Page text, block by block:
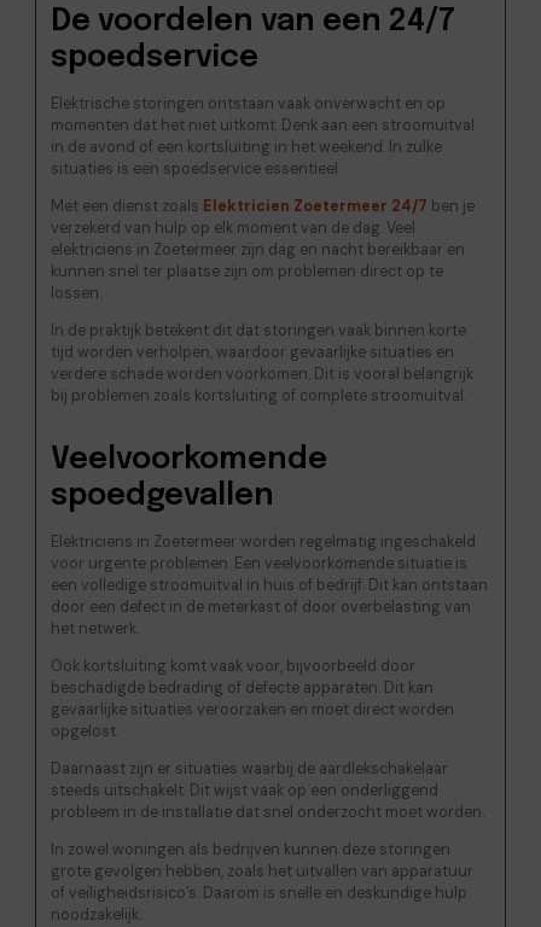
De voordelen van een 24/7
spoedservice
Elektrische storingen ontstaan vaak onverwacht en op
momenten dat het niet uitkomt. Denk aan een stroomuitval
in de avond of een kortsluiting in het weekend. In zulke
situaties is een spoedservice essentieel.
Met een dienst zoals Elektricien Zoetermeer 24/7 ben je
verzekerd van hulp op elk moment van de dag. Veel
elektriciens in Zoetermeer zijn dag en nacht bereikbaar en
kunnen snel ter plaatse zijn om problemen direct op te
lossen.
In de praktijk betekent dit dat storingen vaak binnen korte
tijd worden verholpen, waardoor gevaarlijke situaties en
verdere schade worden voorkomen. Dit is vooral belangrijk
bij problemen zoals kortsluiting of complete stroomuitval.
Veelvoorkomende
spoedgevallen
Elektriciens in Zoetermeer worden regelmatig ingeschakeld
voor urgente problemen. Een veelvoorkomende situatie is
een volledige stroomuitval in huis of bedrijf. Dit kan ontstaan
door een defect in de meterkast of door overbelasting van
het netwerk.
Ook kortsluiting komt vaak voor, bijvoorbeeld door
beschadigde bedrading of defecte apparaten. Dit kan
gevaarlijke situaties veroorzaken en moet direct worden
opgelost.
Daarnaast zijn er situaties waarbij de aardlekschakelaar
steeds uitschakelt. Dit wijst vaak op een onderliggend
probleem in de installatie dat snel onderzocht moet worden.
In zowel woningen als bedrijven kunnen deze storingen
grote gevolgen hebben, zoals het uitvallen van apparatuur
of veiligheidsrisico’s. Daarom is snelle en deskundige hulp
noodzakelijk.